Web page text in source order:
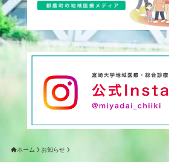
ホーム お知らせ